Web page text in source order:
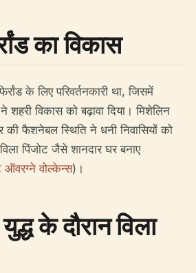
का विकास
के लिए परिवर्तनकारी था, जिसमें
शहरी विकास को बढ़ावा दिया। मिशेलिन
फैशनेबल स्थिति ने धनी निवासियों को
पिंजोट जैसे शानदार घर बनाए
ऑवरग्ने वोल्केन्स)।
युद्ध के दौरान विला